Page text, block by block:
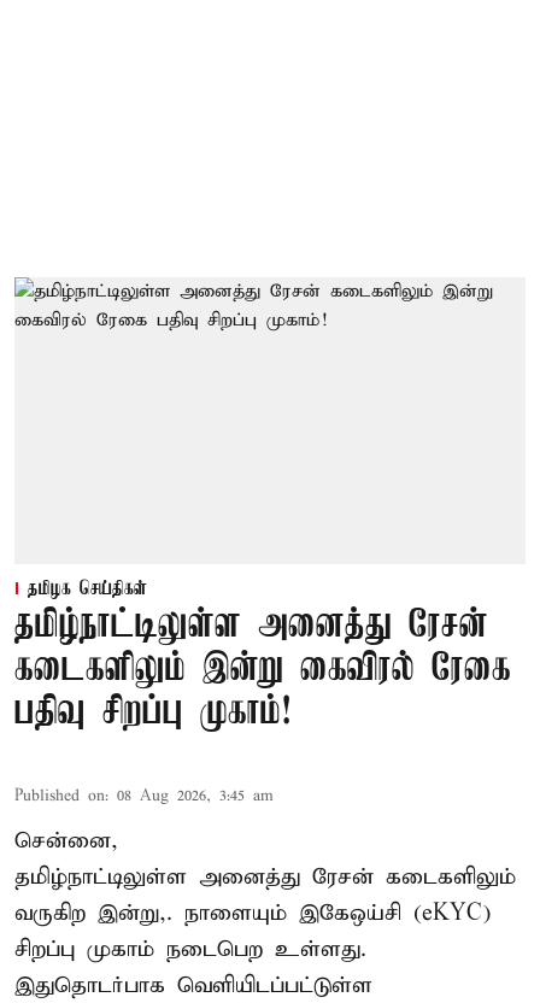
தமிழக செய்திகள்
தமிழ்நாட்டிலுள்ள அனைத்து ரேசன்
கடைகளிலும் இன்று கைவிரல் ரேகை
பதிவு சிறப்பு முகாம்!
Published on: 08 Aug 2026, 3:45 am
சென்னை,
தமிழ்நாட்டிலுள்ள அனைத்து ரேசன் கடைகளிலும்
வருகிற இன்று,. நாளையும் இகேஒய்சி (eKYC)
சிறப்பு முகாம் நடைபெற உள்ளது.
இதுதொடர்பாக வெளியிடப்பட்டுள்ள